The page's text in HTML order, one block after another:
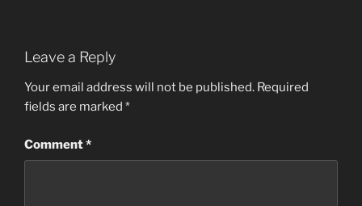
Leave a Reply
Your email address will not be published. Required
fields are marked *
Comment*